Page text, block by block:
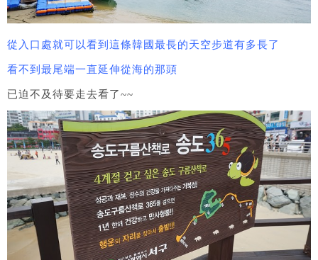
從入口處就可以看到這條韓國最長的天空步道有多長了
看不到最尾端一直延伸從海的那頭
已迫不及待要走去看了~~